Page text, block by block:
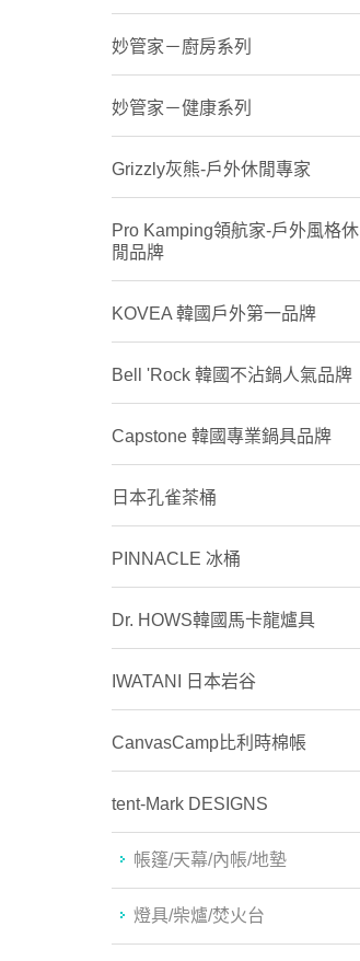
妙管家－廚房系列
妙管家－健康系列
Grizzly灰熊-戶外休閒專家
Pro Kamping領航家-戶外風格休
閒品牌
KOVEA 韓國戶外第一品牌
Bell 'Rock 韓國不沾鍋人氣品牌
Capstone 韓國專業鍋具品牌
日本孔雀茶桶
PINNACLE 冰桶
Dr. HOWS韓國馬卡龍爐具
IWATANI 日本岩谷
CanvasCamp比利時棉帳
tent-Mark DESIGNS
帳篷/天幕/內帳/地墊
燈具/柴爐/焚火台